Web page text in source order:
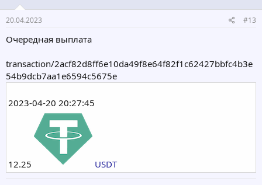
20.04.2023 #13
Очередная выплата
transaction/2acf82d8ff6e10da49f8e64f82f1c62427bbfc4b3e
54b9dcb7aa1e6594c5675e
2023-04-20 20:27:45
12.25 USDT